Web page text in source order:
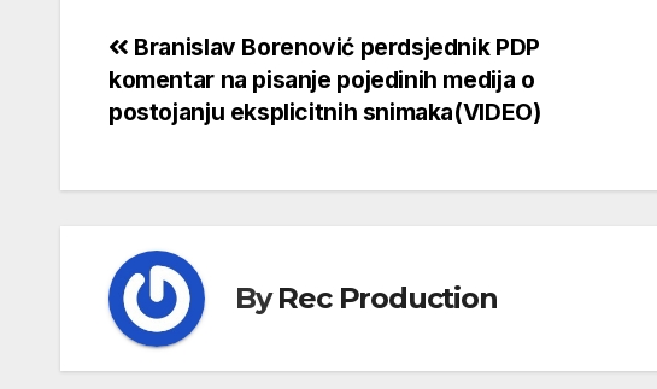
Branislav Borenović perdsjednik PDP
komentar na pisanje pojedinih medija o
postojanju eksplicitnih snimaka(VIDEO)
ByRec Production